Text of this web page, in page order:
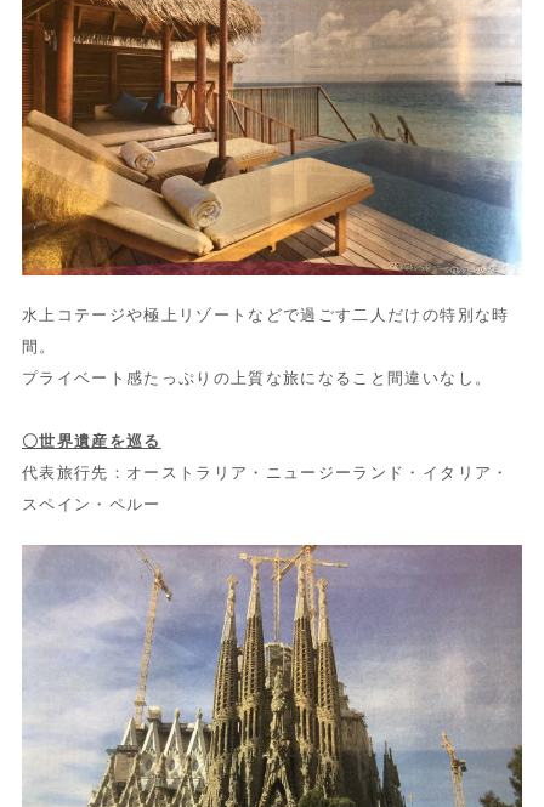
水上コテージや極上リゾートなどで過ごす二人だけの特別な時
間。
プライベート感たっぷりの上質な旅になること間違いなし。
〇世界遺産を巡る
代表旅行先：オーストラリア・ニュージーランド・イタリア・
スペイン・ペルー